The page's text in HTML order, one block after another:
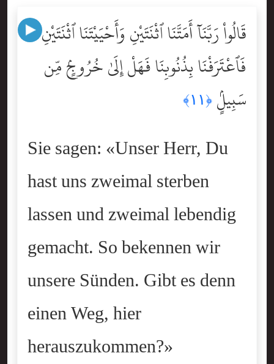
قَالُواْ رَبَّنَآ أَمَتَّنَا ٱثْنَتَيْنِ وَأَحْيَيْتَنَا ٱثْنَتَيْنِ
فَٱعْتَرَفْنَا بِذُنُوبِنَا فَهَلْ إِلَىٰ خُرُوجٍۢ مِّن
سَبِيلٍۢ ﴿١١﴾
Sie sagen: «Unser Herr, Du
hast uns zweimal sterben
lassen und zweimal lebendig
gemacht. So bekennen wir
unsere Sünden. Gibt es denn
einen Weg, hier
herauszukommen?»